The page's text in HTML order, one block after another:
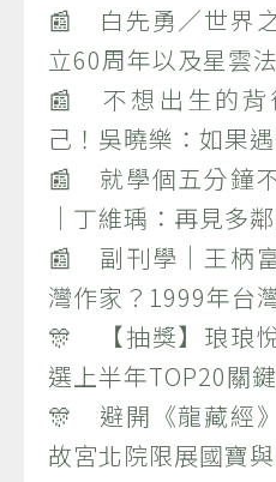
📰 白先勇／世界
立60周年以及星雲
📰 不想出生的背
己！吳曉樂：如果
📰 就學個五分鐘
｜丁維瑀：再見多
📰 副刊學｜王柄
灣作家？1999年台
🎊 【抽獎】琅琅
選上半年TOP20關
🎊 避開《龍藏經
故宮北院限展國寶